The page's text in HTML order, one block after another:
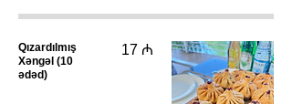
Qızardılmış
Xəngəl (10
ədəd)
17 ₼